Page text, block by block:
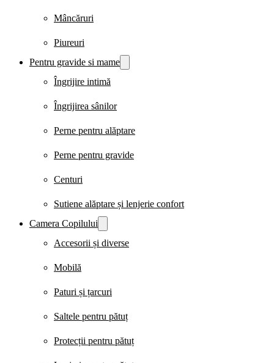
Mâncăruri
Piureuri
Pentru gravide si mame
Îngrijire intimă
Îngrijirea sânilor
Perne pentru alăptare
Perne pentru gravide
Centuri
Sutiene alăptare și lenjerie confort
Camera Copilului
Accesorii și diverse
Mobilă
Paturi și țarcuri
Saltele pentru pătuț
Protecții pentru pătuț